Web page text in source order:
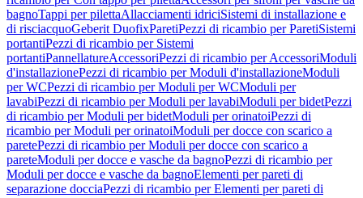
bagnoTappi per pilettaAllacciamenti idriciSistemi di installazione e
di risciacquoGeberit DuofixParetiPezzi di ricambio per ParetiSistemi
portantiPezzi di ricambio per Sistemi
portantiPannellatureAccessoriPezzi di ricambio per AccessoriModuli
d'installazionePezzi di ricambio per Moduli d'installazioneModuli
per WCPezzi di ricambio per Moduli per WCModuli per
lavabiPezzi di ricambio per Moduli per lavabiModuli per bidetPezzi
di ricambio per Moduli per bidetModuli per orinatoiPezzi di
ricambio per Moduli per orinatoiModuli per docce con scarico a
paretePezzi di ricambio per Moduli per docce con scarico a
pareteModuli per docce e vasche da bagnoPezzi di ricambio per
Moduli per docce e vasche da bagnoElementi per pareti di
separazione docciaPezzi di ricambio per Elementi per pareti di